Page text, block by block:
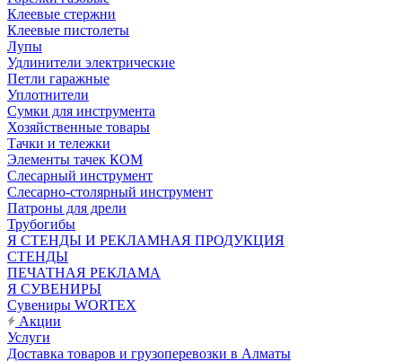
Клеевые стержни
Клеевые пистолеты
Лупы
Удлинители электрические
Петли гаражные
Уплотнители
Сумки для инструмента
Хозяйственные товары
Тачки и тележки
Элементы тачек КОМ
Слесарный инструмент
Слесарно-столярный инструмент
Патроны для дрели
Трубогибы
Я СТЕНДЫ И РЕКЛАМНАЯ ПРОДУКЦИЯ
СТЕНДЫ
ПЕЧАТНАЯ РЕКЛАМА
Я СУВЕНИРЫ
Сувениры WORTEX
Акции
Услуги
Доставка товаров и грузоперевозки в Алматы